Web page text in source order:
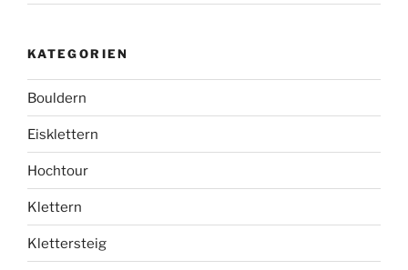
KATEGORIEN
Bouldern
Eisklettern
Hochtour
Klettern
Klettersteig